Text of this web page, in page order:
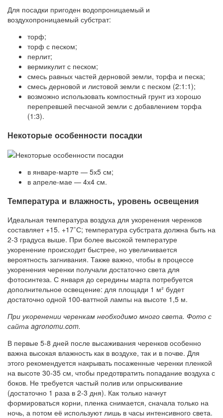
Для посадки пригоден водопроницаемый и
воздухопроницаемый субстрат:
торф;
торф с песком;
перлит;
вермикулит с песком;
смесь равных частей дерновой земли, торфа и песка;
смесь дерновой и листовой земли с песком (2:1:1);
возможно использовать компостный грунт из хорошо
перепревшей песчаной земли с добавлением торфа
(1:3).
Некоторые особенности посадки
в январе-марте — 5х5 см;
в апреле-мае — 4х4 см.
Температура и влажность, уровень освещения
Идеальная температура воздуха для укоренения черенков
составляет +15. +17˚С; температура субстрата должна быть на
2-3 градуса выше. При более высокой температуре
укоренение происходит быстрее, но увеличивается
вероятность загнивания. Также важно, чтобы в процессе
укоренения черенки получали достаточно света для
фотосинтеза. С января до середины марта потребуется
дополнительное освещение: для площади 1 м² будет
достаточно одной 100-ваттной лампы на высоте 1,5 м.
При укоренении черенкам необходимо много света. Фото с
сайта agronomu.com.
В первые 5-8 дней после высаживания черенков особенно
важна высокая влажность как в воздухе, так и в почве. Для
этого рекомендуется накрывать посаженные черенки пленкой
на высоте 30-35 см, чтобы предотвратить попадание воздуха с
боков. Не требуется частый полив или опрыскивание
(достаточно 1 раза в 2-3 дня). Как только начнут
формироваться корни, пленка снимается, сначала только на
ночь, а потом её используют лишь в часы интенсивного света.